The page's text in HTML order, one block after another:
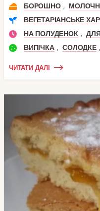
БОРОШНО ,
ВЕГЕТАРІАНСЬКЕ
НА ПОЛУДЕНОК ,
ВИПІЧКА , СОЛОДКЕ ,
ЧИТАТИ ДАЛІ